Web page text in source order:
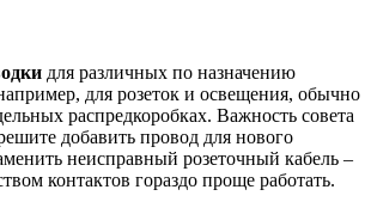
для различных по назначению
для розеток и освещения, обычно
распредкоробках. Важность совета
добавить провод для нового
неисправный розеточный кабель –
контактов гораздо проще работать.